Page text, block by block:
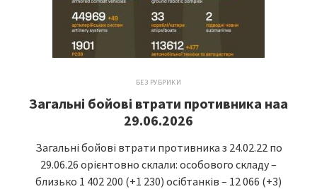
БЕЗ РУБРИКИ
Загальні бойові втрати противника наа
29.06.2026
Загальні бойові втрати противника з 24.02.22 по
29.06.26 орієнтовно склали: особового складу –
близько 1 402 200 (+1 230) осібтанків – 12 066 (+3)